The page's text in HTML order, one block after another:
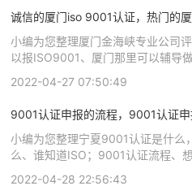
度好相关iso体系认证知识，详情可
诚信的厦门iso 9001认证，热门的
小编为您整理厦门金海峡专业公司
以报ISO9001、厦门那里可以辅导
么办理相关iso体系认证知识，详情
2022-04-27 07:50:49
9001认证申报的流程，9001认证
小编为您整理宁夏9001认证是什么
么、谁知道ISO；9001认证流程、
2022-04-28 22:56:43